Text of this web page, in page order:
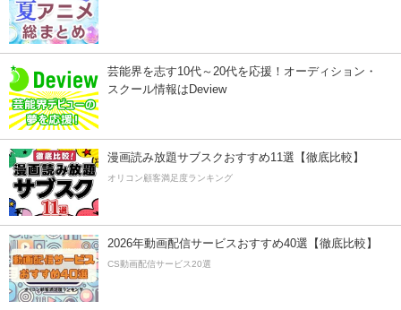
芸能界を志す10代～20代を応援！オーディション・
スクール情報はDeview
漫画読み放題サブスクおすすめ11選【徹底比較】
オリコン顧客満足度ランキング
2026年動画配信サービスおすすめ40選【徹底比較】
CS動画配信サービス20選